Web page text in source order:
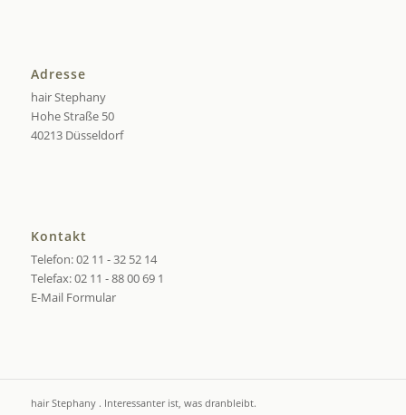
Adresse
hair Stephany
Hohe Straße 50
40213 Düsseldorf
Kontakt
Telefon: 02 11 - 32 52 14
Telefax: 02 11 - 88 00 69 1
E-Mail Formular
hair Stephany . Interessanter ist, was dranbleibt.